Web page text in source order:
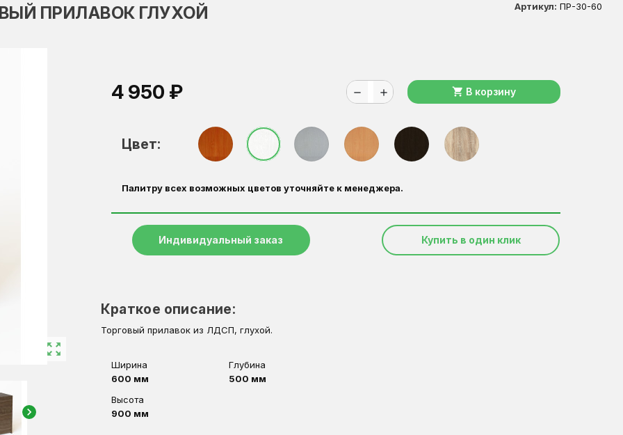
ПРИЛАВОК ГЛУХОЙ Артикул: ПР-30-60
zoom_out_map
chevron_right
4 950 ₽ remove add shopping_cart В корзину
Цвет:
Палитру всех возможных цветов уточняйте к менеджера.
Индивидуальный заказ Купить в один клик
Краткое описание:
Торговый прилавок из ЛДСП, глухой.
Ширина
600 мм
Глубина
500 мм
Высота
900 мм